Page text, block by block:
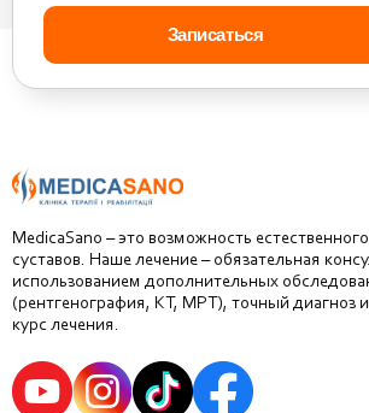
MedicaSano – это возможность
суставов. Наше лечение – обязательная
использованием дополнительных
(рентгенография, КТ, МРТ), точный диагноз
курс лечения.